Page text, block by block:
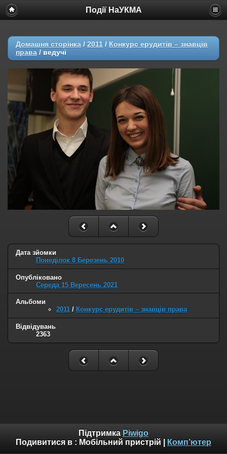
Події НаУКМА
Домашня сторінка / 2011 / Конкурс ерудитів – знавців
права / ведучі
Дата зйомки
Понеділок 8 Березень 2010
Опубліковано
Середа 15 Вересень 2021
Альбоми
2011 / Конкурс ерудитів – знавців права
Відвідувань
2363
Підтримка Piwigo
Подивитися в : Мобільний пристрій Комп’ютер